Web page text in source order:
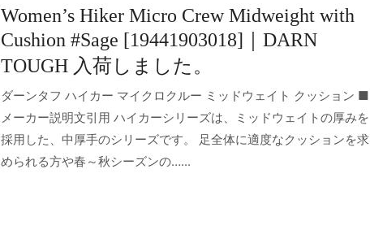
Women’s Hiker Micro Crew Midweight with
Cushion #Sage [19441903018]｜DARN
TOUGH 入荷しました。
ダーンタフ ハイカー マイクロクルー ミッドウェイト クッション ■
メーカー説明文引用 ハイカーシリーズは、ミッドウェイトの厚みを
採用した、中厚手のシリーズです。 足全体に適度なクッションを求
められる方や春～秋シーズンの…...